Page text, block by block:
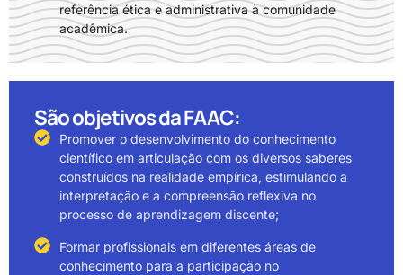
referência ética e administrativa à comunidade
acadêmica.
São objetivos da FAAC:
Promover o desenvolvimento do conhecimento
científico em articulação com os diversos saberes
construídos na realidade empírica, estimulando a
interpretação e a compreensão reflexiva no
processo de aprendizagem discente;
Formar profissionais em diferentes áreas de
conhecimento para a participação no